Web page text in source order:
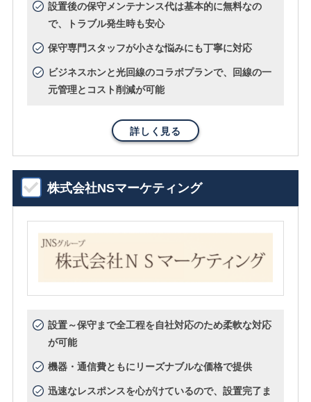
設置後の保守メンテナンス代は基本的に無料なの
で、トラブル発生時も安心
保守専門スタッフが小さな悩みにも丁寧に対応
ビジネスホンと光回線のコラボプランで、回線の一
元管理とコスト削減が可能
詳しく見る
株式会社NSマーケティング
設置～保守まで全工程を自社対応のため柔軟な対応
が可能
機器・通信費ともにリーズナブルな価格で提供
迅速なレスポンスを心がけているので、設置完了ま